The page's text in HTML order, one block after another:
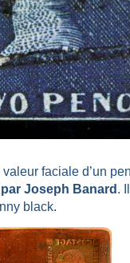
valeur faciale d’un
Joseph Banard .
black.